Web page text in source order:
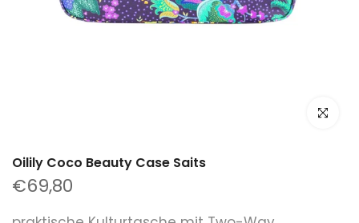
klicken
Oilily Coco Beauty Case Saits
€69,80